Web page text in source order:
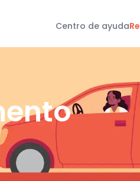
Centro de ayuda